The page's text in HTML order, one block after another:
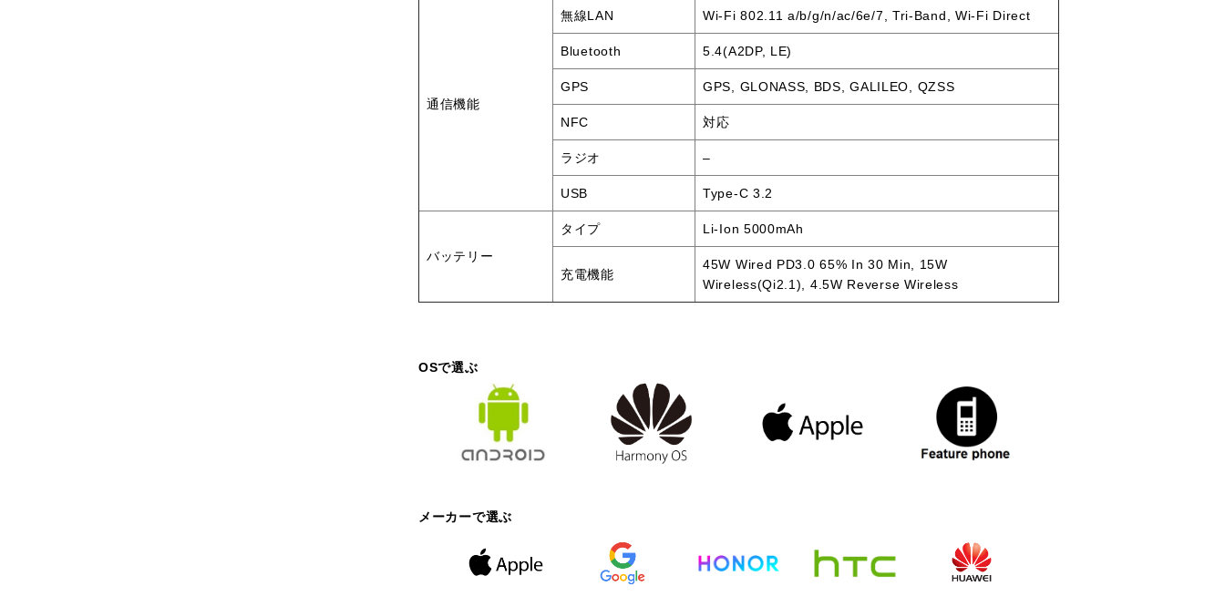
通信機能
無線LAN Wi-Fi 802.11 a/b/g/n/ac/6e/7, Tri-Band, Wi-Fi Direct
Bluetooth 5.4(A2DP, LE)
GPS GPS, GLONASS, BDS, GALILEO, QZSS
NFC 対応
ラジオ –
USB Type-C 3.2
バッテリー
タイプ Li-Ion 5000mAh
充電機能
45W Wired PD3.0 65% In 30 Min, 15W
Wireless(Qi2.1), 4.5W Reverse Wireless
OSで選ぶ
メーカーで選ぶ